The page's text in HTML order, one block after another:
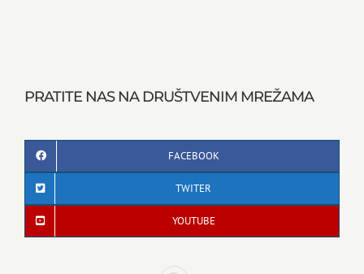
PRATITE NAS NA DRUŠTVENIM MREŽAMA
FACEBOOK
TWITER
YOUTUBE